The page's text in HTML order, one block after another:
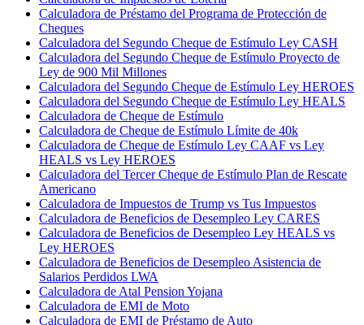
Calculadora de Préstamo del Programa de Protección de
Cheques
Calculadora del Segundo Cheque de Estímulo Ley CASH
Calculadora del Segundo Cheque de Estímulo Proyecto de
Ley de 900 Mil Millones
Calculadora del Segundo Cheque de Estímulo Ley HEROES
Calculadora del Segundo Cheque de Estímulo Ley HEALS
Calculadora de Cheque de Estímulo
Calculadora de Cheque de Estímulo Límite de 40k
Calculadora de Cheque de Estímulo Ley CAAF vs Ley
HEALS vs Ley HEROES
Calculadora del Tercer Cheque de Estímulo Plan de Rescate
Americano
Calculadora de Impuestos de Trump vs Tus Impuestos
Calculadora de Beneficios de Desempleo Ley CARES
Calculadora de Beneficios de Desempleo Ley HEALS vs
Ley HEROES
Calculadora de Beneficios de Desempleo Asistencia de
Salarios Perdidos LWA
Calculadora de Atal Pension Yojana
Calculadora de EMI de Moto
Calculadora de EMI de Préstamo de Auto